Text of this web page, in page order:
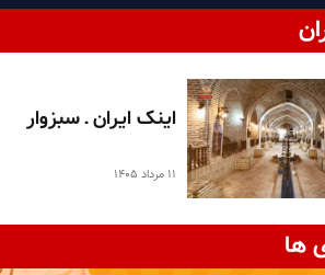
اینک ایران ـ سبزوار
۱۱ مرداد ۱۴۰۵
ها